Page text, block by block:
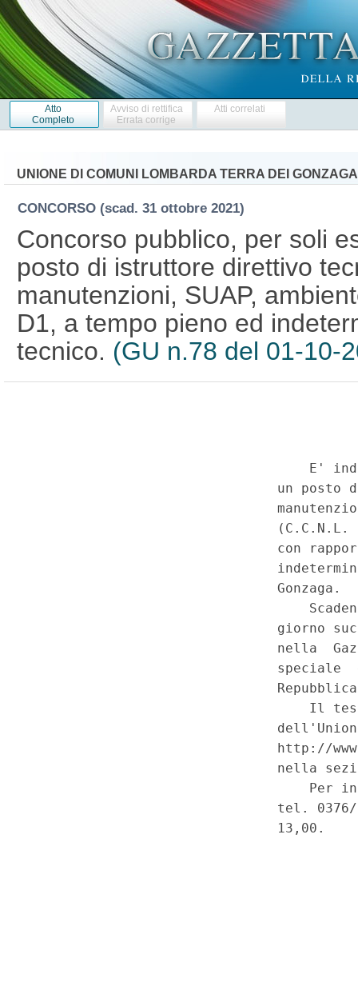
Atto
Completo
Avviso di rettifica
Errata corrige
Atti correlati
UNIONE DI COMUNI LOMBARDA TERRA DEI
CONCORSO (scad. 31 ottobre 2021)
Concorso pubblico, per soli
posto di istruttore direttivo
manutenzioni, SUAP,
D1, a tempo pieno ed
tecnico. (GU n.78 del 01-10-